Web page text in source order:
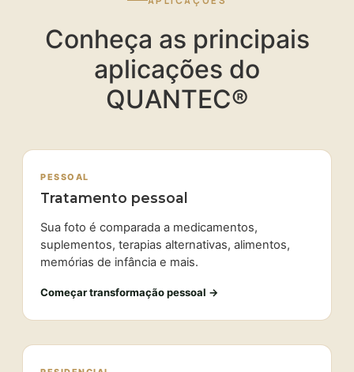
Conheça as principais
aplicações do
QUANTEC®
PESSOAL
Tratamento pessoal
Sua foto é comparada a medicamentos,
suplementos, terapias alternativas, alimentos,
memórias de infância e mais.
Começar transformação pessoal →